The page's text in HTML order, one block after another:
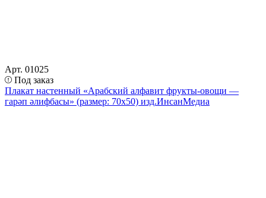
Арт. 01025
Под заказ
Плакат настенный «Арабский алфавит фрукты-овощи —
гарәп әлифбасы» (размер: 70х50) изд.ИнсанМедиа